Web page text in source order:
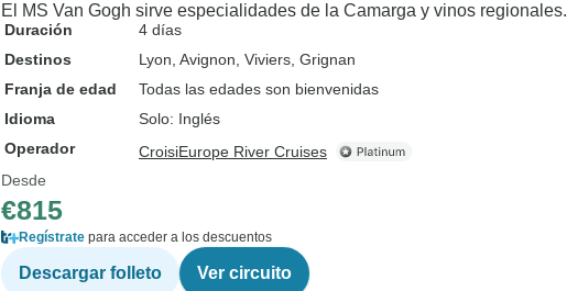
El MS Van Gogh sirve especialidades de la Camarga y vinos regionales.
Duración
4 días
Destinos
Lyon , Avignon , Viviers , Grignan
Franja de edad
Todas las edades son bienvenidas
Idioma
Solo: Inglés
Operador
CroisiEurope River Cruises
Desde
€815
Regístrate para acceder a los descuentos
Descargar folleto Ver circuito